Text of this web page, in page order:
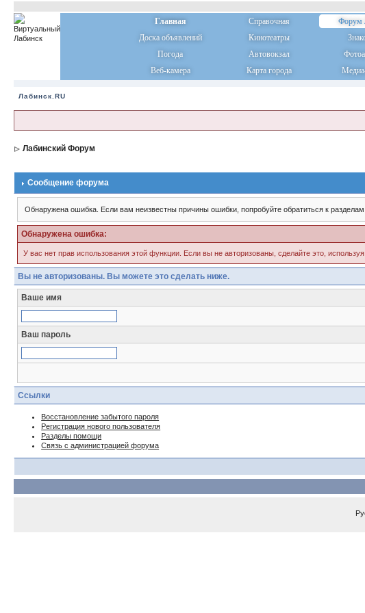
Главная Справочная Форум
Доска объявлений
Кинотеатры
Погода
Автовокзал
Веб-камера
Карта города
Лабинск.RU
Лабинский Форум
Сообщение форума
Обнаружена ошибка. Если вам неизвестны причины ошибки, попробуйте обратиться к
Обнаружена ошибка:
У вас нет прав использования этой функции. Если вы не авторизованы, сделайте это,
Вы не авторизованы. Вы можете это сделать ниже.
Ваше имя
Ваш пароль
Ссылки
Восстановление забытого пароля
Регистрация нового пользователя
Разделы помощи
Связь с администрацией форума